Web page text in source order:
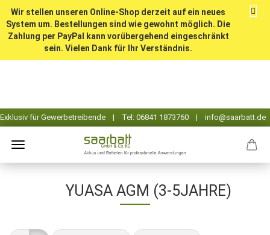
Wir stellen unseren Online-Shop derzeit auf ein neues
System um. Bestellungen sind wie gewohnt möglich. Die
Zahlung per PayPal kann vorübergehend eingeschränkt
sein. Vielen Dank für Ihr Verständnis.
YUASA AGM (3-5JAHRE)